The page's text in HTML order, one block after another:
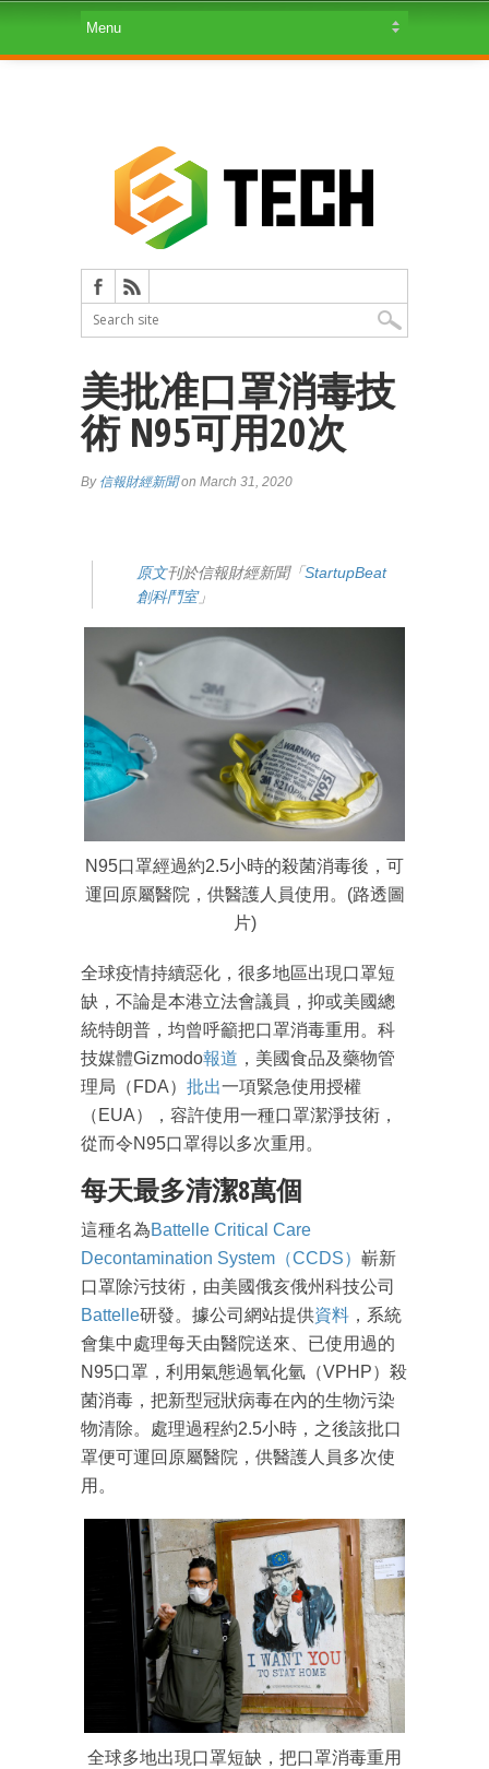
美批准口罩消毒技
術 N95可用20次
By 信報財經新聞on March 31, 2020
原文刊於信報財經新聞「StartupBeat
創科鬥室」
N95口罩經過約2.5小時的殺菌消毒後，可
運回原屬醫院，供醫護人員使用。(路透圖
片)
全球疫情持續惡化，很多地區出現口罩短
缺，不論是本港立法會議員，抑或美國總
統特朗普，均曾呼籲把口罩消毒重用。科
技媒體Gizmodo報道 ，美國食品及藥物管
理局（FDA） 批出一項緊急使用授權
（EUA），容許使用一種口罩潔淨技術，
從而令N95口罩得以多次重用。
每天最多清潔8萬個
這種名為Battelle Critical Care
Decontamination System（CCDS） 嶄新
口罩除污技術，由美國俄亥俄州科技公司
Battelle研發。據公司網站提供資料 ，系統
會集中處理每天由醫院送來、已使用過的
N95口罩，利用氣態過氧化氫（VPHP）殺
菌消毒，把新型冠狀病毒在內的生物污染
物清除。處理過程約2.5小時，之後該批口
罩便可運回原屬醫院，供醫護人員多次使
用。
全球多地出現口罩短缺，把口罩消毒重用